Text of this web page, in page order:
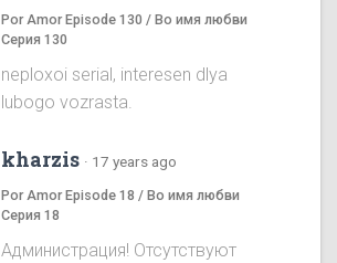
Por Amor Episode 130 / Во имя любви
Серия 130
neploxoi serial, interesen dlya
lubogo vozrasta.
kharzis · 17 years ago
Por Amor Episode 18 / Во имя любви
Серия 18
Администрация! Отсутствуют